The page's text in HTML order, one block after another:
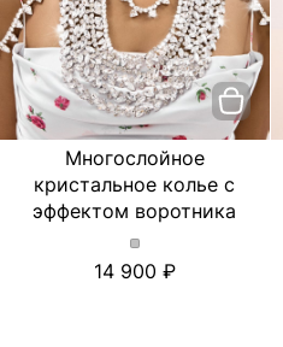
Многослойное
кристальное колье с
эффектом воротника
Многослойное
кристальное
14 900